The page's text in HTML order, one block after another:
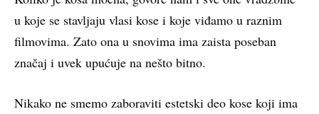
u koje se stavljaju vlasi kose i koje viđamo u raznim
filmovima. Zato ona u snovima ima zaista poseban
značaj i uvek upućuje na nešto bitno.
Nikako ne smemo zaboraviti estetski deo kose koji ima